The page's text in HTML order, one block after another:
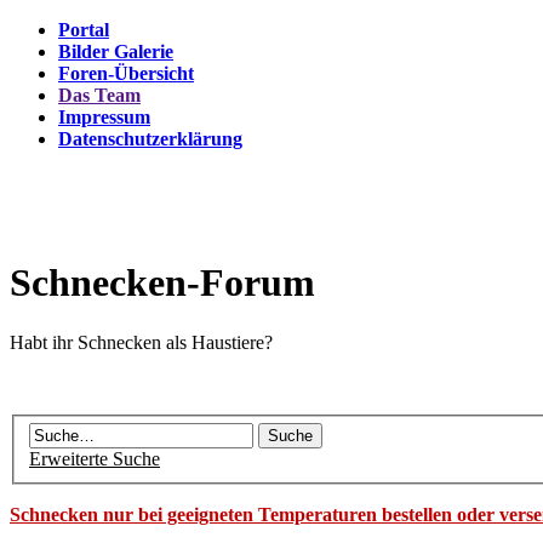
Portal
Bilder Galerie
Foren-Übersicht
Das Team
Impressum
Datenschutzerklärung
Schnecken-Forum
Habt ihr Schnecken als Haustiere?
Erweiterte Suche
Schnecken nur bei geeigneten Temperaturen bestellen oder